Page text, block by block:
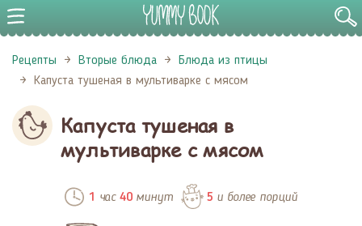
Рецепты Вторые блюда
Блюда из птицы
Капуста тушеная в мультиварке с мясом
Капуста тушеная в
мультиварке с мясом
1 час 40минут 5 и более порций